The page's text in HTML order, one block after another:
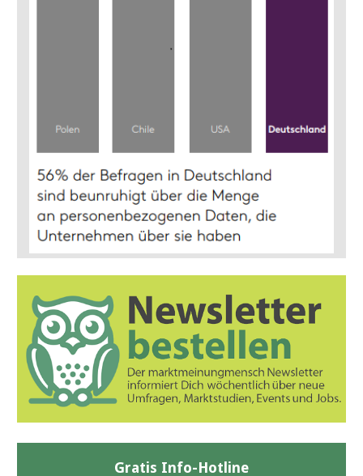
Gratis Info-Hotline